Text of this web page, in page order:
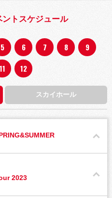
ントスケジュール
5 6 7 8
9
11 12
スカイホール
2023